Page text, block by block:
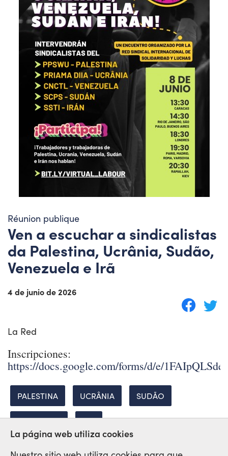
Réunion publique
Ven a escuchar a sindicalistas
da Palestina, Ucrânia, Sudão,
Venezuela e Irã
4 de junio de 2026
La Red
Inscripciones:
https://docs.google.com/forms/d/e/
PALESTINA UCRÂNIA SUDÃO
VENEZUELA IRÃ
La página web utiliza cookies